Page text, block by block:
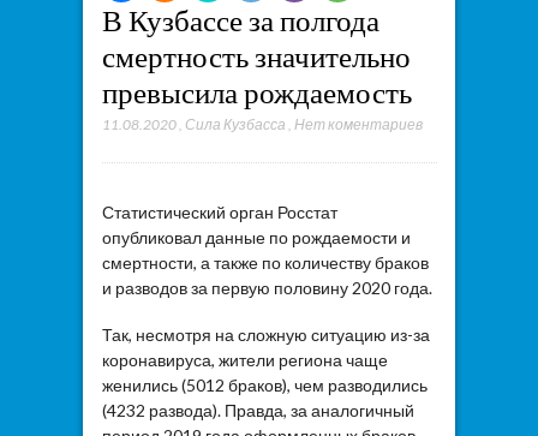
В Кузбассе за полгода
смертность значительно
превысила рождаемость
11.08.2020, Сила Кузбасса Нет коментариев
Статистический орган Росстат
опубликовал данные по рождаемости и
смертности, а также по количеству браков
и разводов за первую половину 2020 года.
Так, несмотря на сложную ситуацию из-за
коронавируса, жители региона чаще
женились (5012 браков), чем разводились
(4232 развода). Правда, за аналогичный